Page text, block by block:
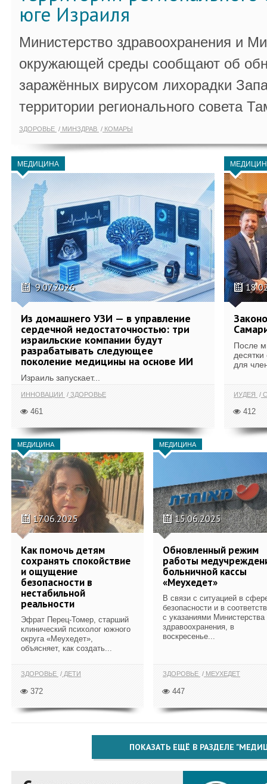
юге Израиля
Министерство здравоохранения и
окружающей среды сообщают об
заражённых вирусом лихорадки
территории регионального совета
ЗДОРОВЬЕ МИНЗДРАВ КОМАРЫ
МЕДИЦИНА
9.07.2026
Из домашнего УЗИ — в управление
сердечной недостаточностью: три
израильские компании будут
разрабатывать следующее
поколение медицины на основе ИИ
Израиль запускает...
ИННОВАЦИИ ЗДОРОВЬЕ
461
После
для
ИУДЕЯ
412
МЕДИЦИНА
17.06.2025
Как помочь детям
сохранять спокойствие
и ощущение
безопасности в
нестабильной
реальности
Эфрат Перец-Томер, старший
клинический психолог южного
округа «Меухедет»,
объясняет, как создать...
ЗДОРОВЬЕ ДЕТИ
372
МЕДИЦИНА
15.06.2025
Обновленный режим
работы
больничной кассы
«Меухедет»
В связи с ситуацией в
безопасности и в
с указаниями Министерства
здравоохранения, в
воскресенье...
ЗДОРОВЬЕ МЕУХЕДЕТ
447
ПОКАЗАТЬ ЕЩЁ В РАЗДЕЛЕ